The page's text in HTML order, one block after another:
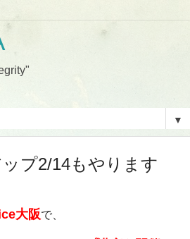
▼
プ2/14もやります
大阪で、